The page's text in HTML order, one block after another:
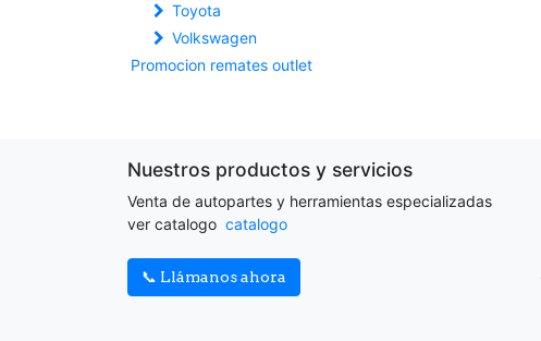
Toyota
Volkswagen
Promocion remates outlet
Nuestros productos y servicios
Venta de autopartes y herramientas especializadas
ver catalogo catalogo
📞 Llámanos ahora